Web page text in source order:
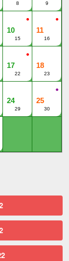
8 9
●
10
15
●
11
16
●
17
22
18
23
24
29
●
25
30